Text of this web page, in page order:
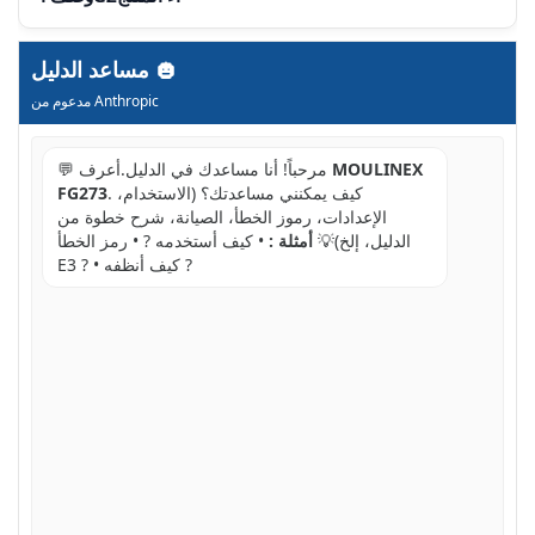
مدعوم من Anthropic
💬 مرحباً! أنا مساعدك في الدليل.أعرف MOULINEX
FG273. كيف يمكنني مساعدتك؟ (الاستخدام،
الإعدادات، رموز الخطأ، الصيانة، شرح خطوة من
الدليل، إلخ)💡 أمثلة : • كيف أستخدمه ? • رمز الخطأ
E3 ? • كيف أنظفه ?